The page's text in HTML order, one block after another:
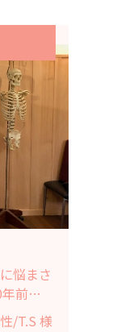
悩まさ
前で
じる事
/T.S 様